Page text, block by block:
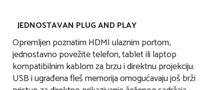
JEDNOSTAVAN PLUG AND PLAY
Opremljen poznatim HDMI ulaznim portom,
jednostavno povežite telefon, tablet ili laptop
kompatibilnim kablom za brzu i direktnu projekciju.
USB i ugrađena fleš memorija omogućavaju još brži